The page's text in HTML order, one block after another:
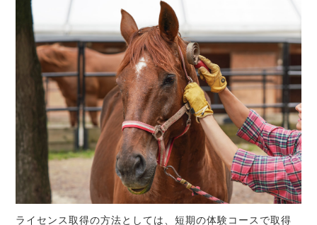
ライセンス取得の方法としては、短期の体験コースで取得